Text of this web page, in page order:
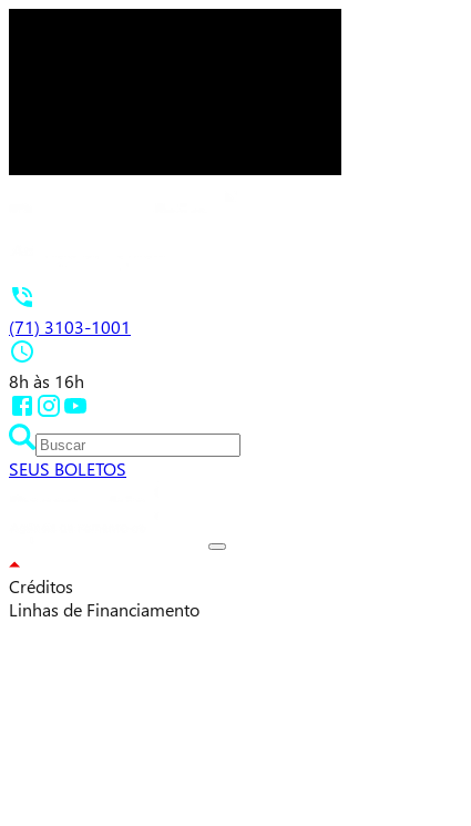
(71) 3103-1001
8h às 16h
SEUS BOLETOS
Créditos
Linhas de Financiamento